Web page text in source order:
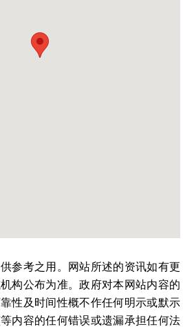
参考之用。网站所述的资讯如有更
构公布为准。政府对本网站内容的
性及时间性概不作任何明示或默示
内容的任何错误或遗漏承担任何法